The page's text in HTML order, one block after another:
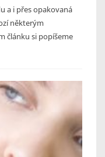
a i přes opakovaná
některým
článku si popíšeme